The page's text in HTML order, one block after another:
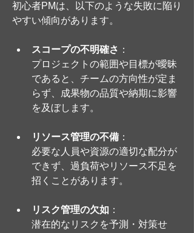
初心者PMは、以下のような失敗に陥り
やすい傾向があります。
スコープの不明確さ ：
プロジェクトの範囲や目標が曖昧
であると、チームの方向性が定ま
らず、成果物の品質や納期に影響
を及ぼします。
リソース管理の不備 ：
必要な人員や資源の適切な配分が
できず、過負荷やリソース不足を
招くことがあります。
リスク管理の欠如 ：
潜在的なリスクを予測・対策せ